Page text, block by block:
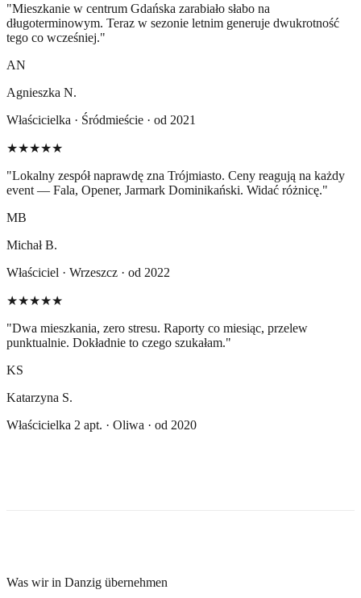
"Mieszkanie w centrum Gdańska zarabiało słabo na
długoterminowym. Teraz w sezonie letnim generuje dwukrotność
tego co wcześniej."
AN
Agnieszka N.
Właścicielka · Śródmieście · od 2021
★★★★★
"Lokalny zespół naprawdę zna Trójmiasto. Ceny reagują na każdy
event — Fala, Opener, Jarmark Dominikański. Widać różnicę."
MB
Michał B.
Właściciel · Wrzeszcz · od 2022
★★★★★
"Dwa mieszkania, zero stresu. Raporty co miesiąc, przelew
punktualnie. Dokładnie to czego szukałam."
KS
Katarzyna S.
Właścicielka 2 apt. · Oliwa · od 2020
Was wir in Danzig übernehmen